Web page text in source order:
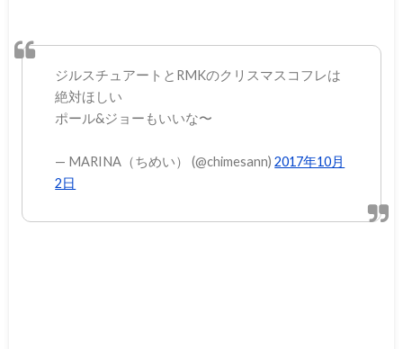
ジルスチュアートとRMKのクリスマスコフレは
絶対ほしい
ポール&ジョーもいいな〜
— MARINA（ちめい） (@chimesann)2017年10月
2日